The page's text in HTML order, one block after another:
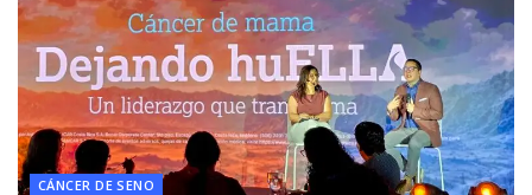
CÁNCER DE SENO